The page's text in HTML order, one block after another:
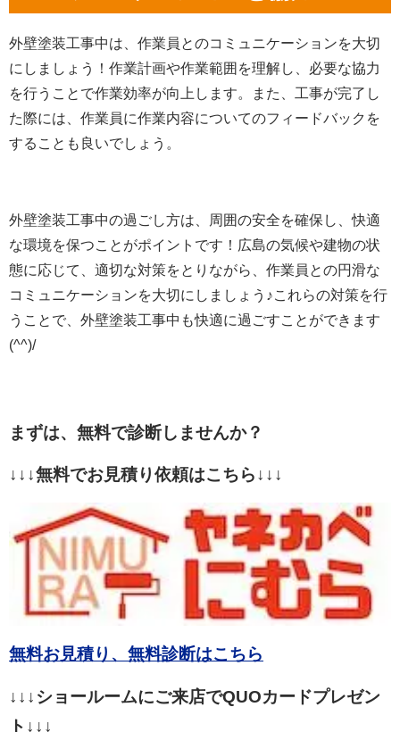
外壁塗装工事中は、作業員とのコミュニケーションを大切
にしましょう！作業計画や作業範囲を理解し、必要な協力
を行うことで作業効率が向上します。また、工事が完了し
た際には、作業員に作業内容についてのフィードバックを
することも良いでしょう。
外壁塗装工事中の過ごし方は、周囲の安全を確保し、快適
な環境を保つことがポイントです！広島の気候や建物の状
態に応じて、適切な対策をとりながら、作業員との円滑な
コミュニケーションを大切にしましょう♪これらの対策を行
うことで、外壁塗装工事中も快適に過ごすことができます
(^^)/
まずは、無料で診断しませんか？
↓↓↓無料でお見積り依頼はこちら↓↓↓
無料お見積り、無料診断はこちら
↓↓↓ショールームにご来店でQUOカードプレゼン
ト↓↓↓